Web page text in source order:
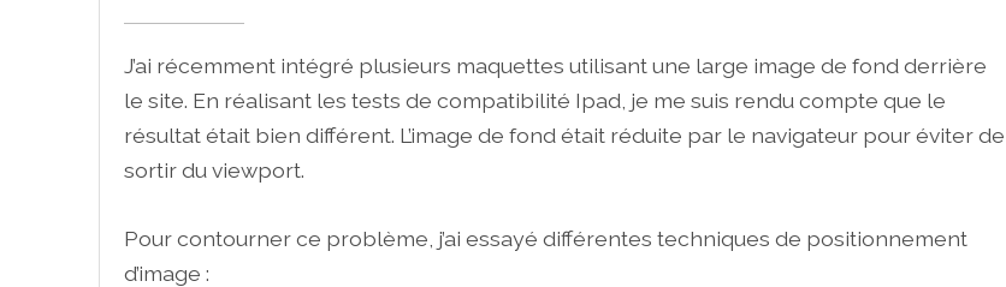
J’ai récemment intégré plusieurs maquettes utilisant une large image de fond derrière
le site. En réalisant les tests de compatibilité Ipad, je me suis rendu compte que le
résultat était bien différent. L’image de fond était réduite par le navigateur pour éviter de
sortir du viewport.
Pour contourner ce problème, j’ai essayé différentes techniques de positionnement
d’image :